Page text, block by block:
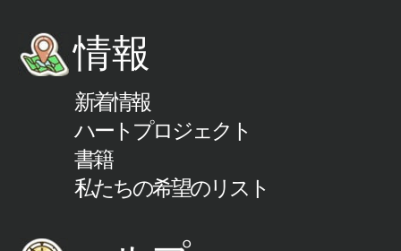
情報
新着情報
ハートプロジェクト
書籍
私たちの希望のリスト